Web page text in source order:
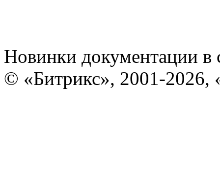
Новинки документации в
© «Битрикс», 2001-2026,